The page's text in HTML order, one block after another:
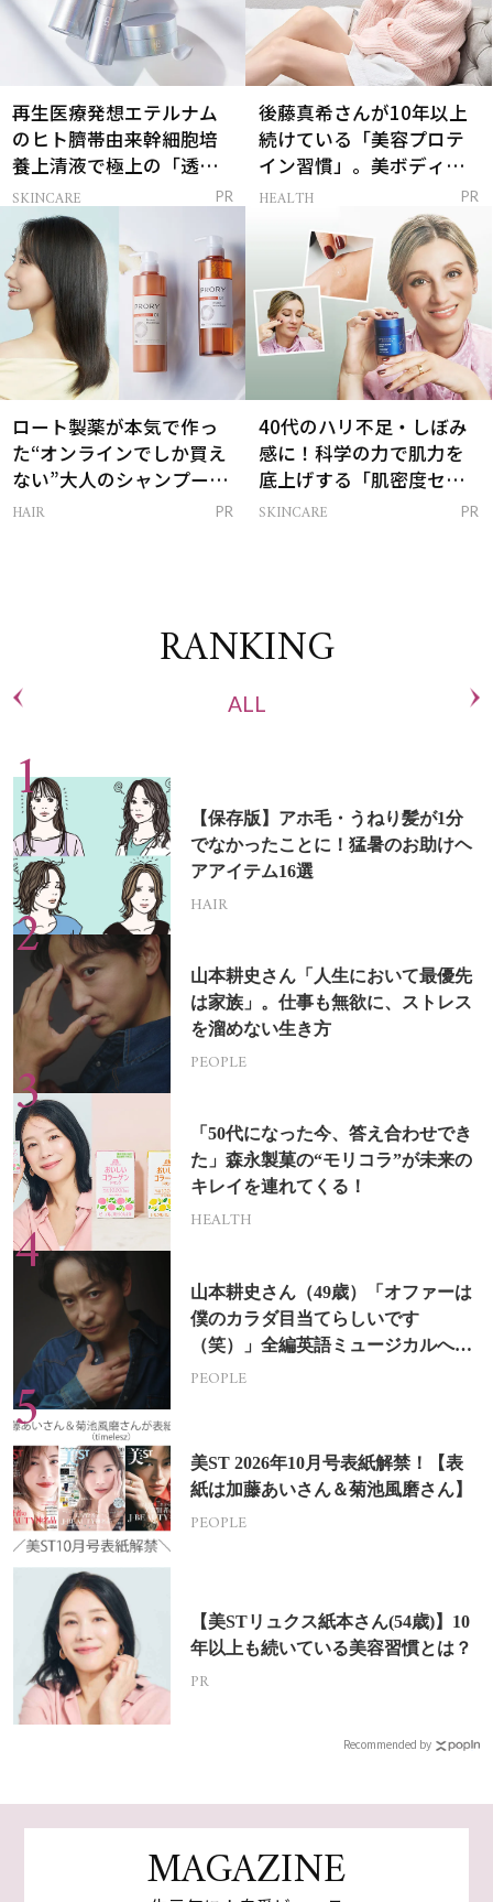
再生医療発想エテルナム
のヒト臍帯由来幹細胞培
養上清液で極上の「透明
感ハリ肌」へ
SKINCARE PR
後藤真希さんが10年以上
続けている「美容プロテ
イン習慣」。美ボディを
支える朝ルーティンと
HEALTH PR
ロート製薬が本気で作っ
た“オンラインでしか買え
ない”大人のシャンプー＆
トリートメントって？
HAIR PR
40代のハリ不足・しぼみ
感に！科学の力で肌力を
底上げする「肌密度セラ
ム」
SKINCARE PR
RANKING
ALL
【保存版】アホ毛・うねり髪が1分
でなかったことに！猛暑のお助けヘ
アアイテム16選
HAIR
山本耕史さん「人生において最優先
は家族」。仕事も無欲に、ストレス
を溜めない生き方
PEOPLE
「50代になった今、答え合わせでき
た」森永製菓の“モリコラ”が未来の
キレイを連れてくる！
HEALTH
山本耕史さん（49歳）「オファーは
僕のカラダ目当てらしいです
（笑）」全編英語ミュージカルへの
挑戦
PEOPLE
美ST 2026年10月号表紙解禁！【表
紙は加藤あいさん＆菊池風磨さん】
PEOPLE
【美STリュクス紙本さん(54歳)】10
年以上も続いている美容習慣とは？
PR
Recommended by
MAGAZINE